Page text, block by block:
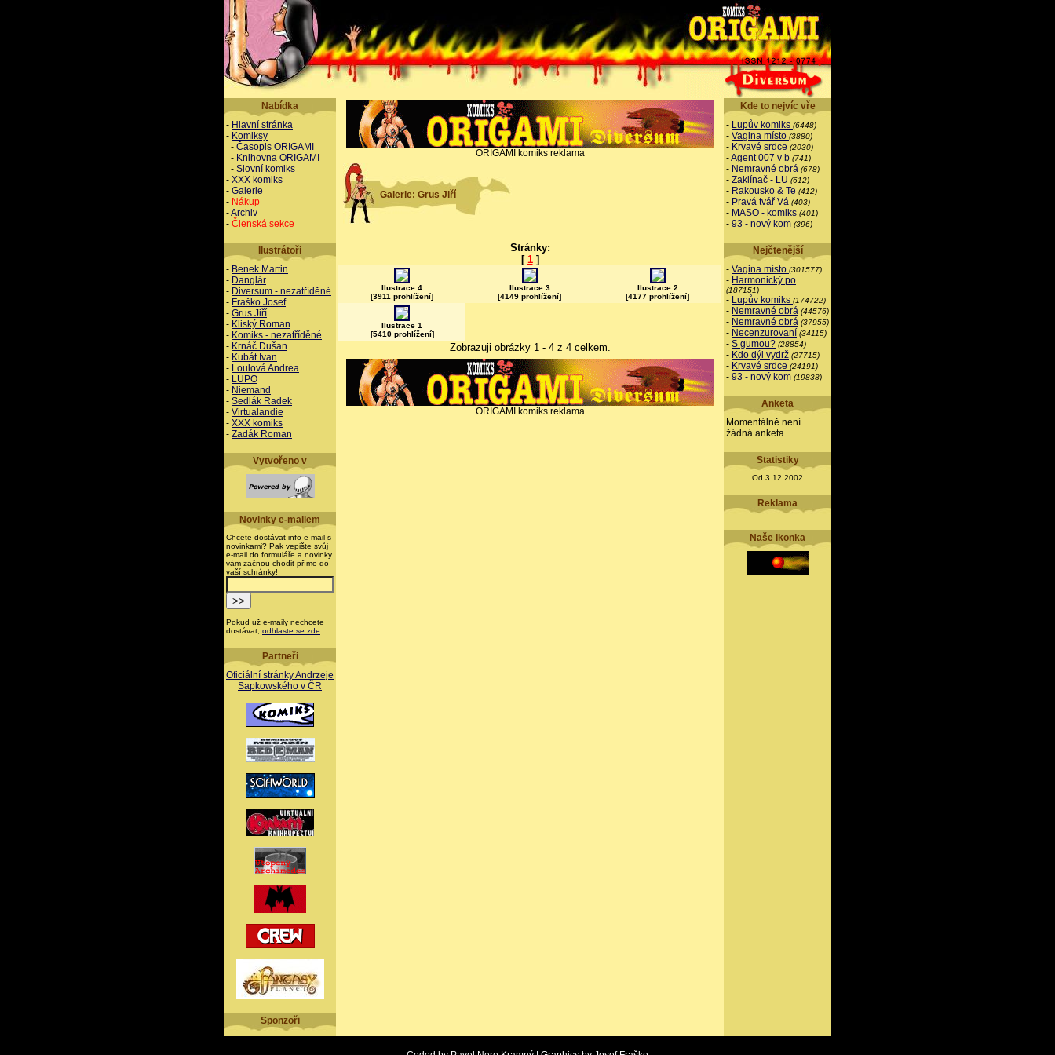
Nabídka
- Hlavní stránka
- Komiksy
- Časopis ORIGAMI
- Knihovna ORIGAMI
- Slovní komiks
- XXX komiks
- Galerie
- Nákup
-Archiv
- Členská sekce
Ilustrátoři
- Benek Martin
- Danglár
- Diversum - nezatříděné
- Fraško Josef
- Grus Jiří
- Kliský Roman
- Komiks - nezatříděné
- Krnáč Dušan
- Kubát Ivan
- Loulová Andrea
- LUPO
- Niemand
- Sedlák Radek
- Virtualandie
- XXX komiks
- Zadák Roman
Vytvořeno v
Novinky e-mailem
Chcete dostávat info e-mail s
novinkami? Pak vepište svůj
e-mail do formuláře a novinky
vám začnou chodit přímo do
vaší schránky!
Pokud už e-maily nechcete
dostávat, odhlaste se zde
Partneři
Oficiální stránky Andrzeje
Sapkowského v ČR
Sponzoři
ORIGAMI komiks reklama
Galerie: Grus Jiří
Stránky:
[ 1]
Ilustrace 4
[3911 prohlížení]
Ilustrace 3
[4149 prohlížení]
Ilustrace 2
[4177 prohlížení]
Ilustrace 1
[5410 prohlížení]
Zobrazuji obrázky 1 - 4 z 4 celkem.
ORIGAMI komiks reklama
Kde to nejvíc vře
- Lupův komiks (6448)
- Vagina místo (3880)
- Krvavé srdce (2030)
-Agent 007 v b (741)
- Nemravné obrá (678)
- Zaklínač - LU (612)
- Rakousko & Te (412)
- Pravá tvář Vá (403)
- MASO - komiks (401)
- 93 - nový kom (396)
Nejčtenější
- Vagina místo (301577)
- Harmonický po
(187151)
- Lupův komiks (174722)
- Nemravné obrá (44576)
- Nemravné obrá (37955)
- Necenzurovaní (34115)
- S gumou? (28854)
- Kdo dýl vydrž (27715)
- Krvavé srdce (24191)
- 93 - nový kom (19838)
Anketa
Momentálně není
žádná anketa...
Statistiky
Od 3.12.2002
Reklama
Naše ikonka